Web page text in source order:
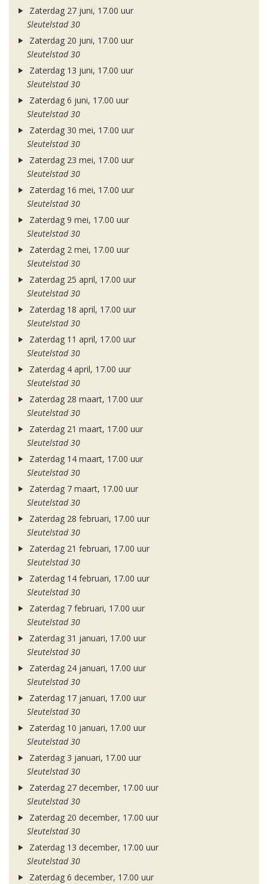
Zaterdag 27 juni, 17.00 uur
Sleutelstad 30
Zaterdag 20 juni, 17.00 uur
Sleutelstad 30
Zaterdag 13 juni, 17.00 uur
Sleutelstad 30
Zaterdag 6 juni, 17.00 uur
Sleutelstad 30
Zaterdag 30 mei, 17.00 uur
Sleutelstad 30
Zaterdag 23 mei, 17.00 uur
Sleutelstad 30
Zaterdag 16 mei, 17.00 uur
Sleutelstad 30
Zaterdag 9 mei, 17.00 uur
Sleutelstad 30
Zaterdag 2 mei, 17.00 uur
Sleutelstad 30
Zaterdag 25 april, 17.00 uur
Sleutelstad 30
Zaterdag 18 april, 17.00 uur
Sleutelstad 30
Zaterdag 11 april, 17.00 uur
Sleutelstad 30
Zaterdag 4 april, 17.00 uur
Sleutelstad 30
Zaterdag 28 maart, 17.00 uur
Sleutelstad 30
Zaterdag 21 maart, 17.00 uur
Sleutelstad 30
Zaterdag 14 maart, 17.00 uur
Sleutelstad 30
Zaterdag 7 maart, 17.00 uur
Sleutelstad 30
Zaterdag 28 februari, 17.00 uur
Sleutelstad 30
Zaterdag 21 februari, 17.00 uur
Sleutelstad 30
Zaterdag 14 februari, 17.00 uur
Sleutelstad 30
Zaterdag 7 februari, 17.00 uur
Sleutelstad 30
Zaterdag 31 januari, 17.00 uur
Sleutelstad 30
Zaterdag 24 januari, 17.00 uur
Sleutelstad 30
Zaterdag 17 januari, 17.00 uur
Sleutelstad 30
Zaterdag 10 januari, 17.00 uur
Sleutelstad 30
Zaterdag 3 januari, 17.00 uur
Sleutelstad 30
Zaterdag 27 december, 17.00 uur
Sleutelstad 30
Zaterdag 20 december, 17.00 uur
Sleutelstad 30
Zaterdag 13 december, 17.00 uur
Sleutelstad 30
Zaterdag 6 december, 17.00 uur